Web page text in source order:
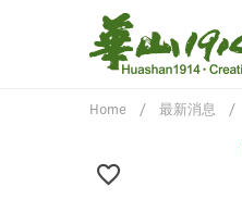
Home 最新消息